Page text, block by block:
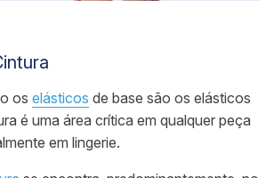
os elásticos de base são os elásticos
é uma área crítica em qualquer peça
em lingerie.